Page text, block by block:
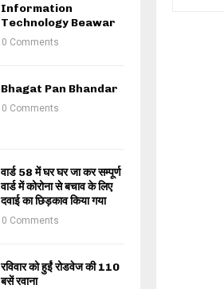
Information
Technology Beawar
0 Comments
Bhagat Pan Bhandar
0 Comments
वार्ड 58 में घर घर जा कर सम्पूर्ण
वार्ड में कोरोना से बचाव के लिए
दवाई का छिड़काव किया गया
0 Comments
रविवार को हुईं रोडवेज की 110
बसें रवाना